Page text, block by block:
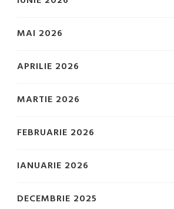
MAI 2026
APRILIE 2026
MARTIE 2026
FEBRUARIE 2026
IANUARIE 2026
DECEMBRIE 2025